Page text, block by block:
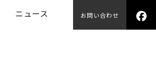
ニュース お問い合わせ